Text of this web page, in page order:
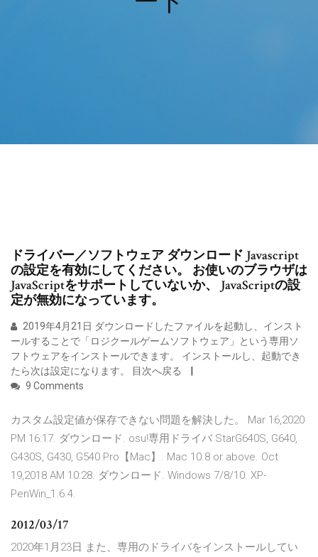
ドライバー／ソフトウェア ダウンロード Javascript
の設定を有効にしてください。 お使いのブラウザは
JavaScriptをサポートしていないか、 JavaScriptの設
定が無効になっています。
2019年4月21日 ダウンロードしたファイルを起動し、インスト
ールすることで「ロジクールゲームソフトウェア」という専用ソ
フトウェアをインストールできます。 インストールし、起動でき
たら次は設定になります。 目次へ戻る
9 Comments
カスタム設定値が保存できない問題を解決した。 Mar 16,2020
PM 16:17. ダウンロード. osu!専用ドライバ StarG640S, G640,
G430S, G430, G540 Pro【Mac】. Mac 10.8 or above. Oct
19,2018 AM 10:28. ダウンロード. Windows 7/8/10. XP-
PenWin_1.6.4.
2012/03/17
2020年1月23日 また、専用のドライバをインストールしてい